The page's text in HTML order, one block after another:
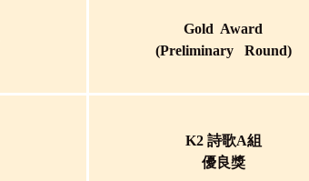
Gold Award
(Preliminary Round)
K2 詩歌A組
優良獎